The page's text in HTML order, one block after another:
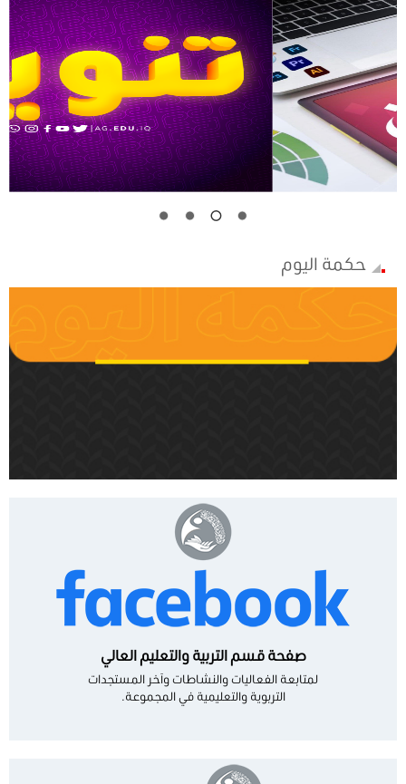
حكمة اليوم
صفحة قسم التربية والتعليم العالي
لمتابعة الفعاليات والنشاطات وآخر المستجدات
التربوية والتعليمية في المجموعة.